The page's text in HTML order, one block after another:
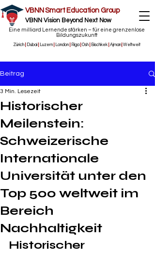
VBNN Smart Education Group
VBNN Vision Beyond Next Now
Eine milliard Lernende stärken – für eine grenzenlose
Bildungszukunft
Zürich Dubai Luzern London Riga Osh Bischkek Ajman |Weltweit
Beitrag
Historischer
Meilenstein:
Schweizerische
Internationale
Universität unter den
Top 500 weltweit im
Bereich
Nachhaltigkeit
3 Min. Lesezeit
Historischer